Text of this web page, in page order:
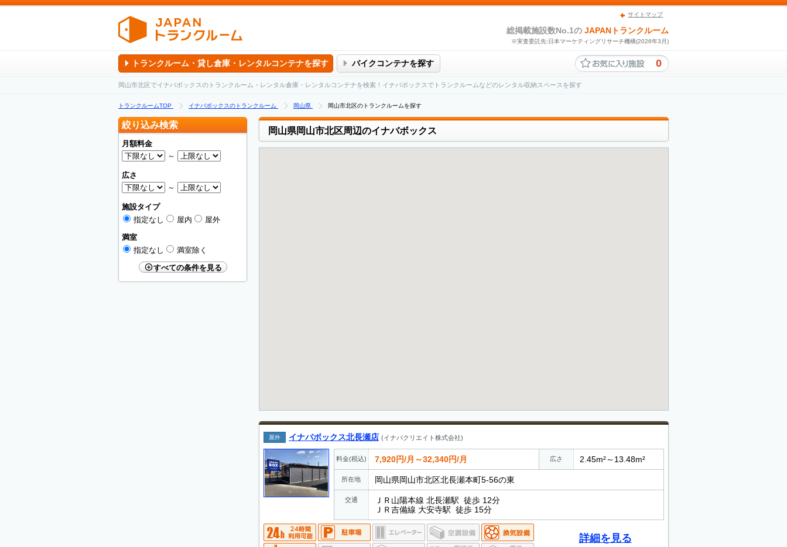
サイトマップ
総掲載施設数No.1の JAPANトランクルーム
※実査委託先:日本マーケティングリサーチ機構(2026年3月)
トランクルーム・貸し倉庫・レンタルコンテナを探す バイクコンテナを探す 0
岡山市北区でイナバボックスのトランクルーム・レンタル倉庫・レンタルコンテナを検索！イナバボックスでトランクルームなどのレンタル収納スペースを探す
トランクルームTOP イナバボックスのトランクルーム 岡山県 岡山市北区のトランクルームを探す
岡山県岡山市北区周辺のイナバボックス
屋外 イナバボックス北長瀬店 (イナバクリエイト株式会社)
料金(税込) 7,920円/月～32,340円/月 広さ 2.45m²～13.48m²
所在地 岡山県岡山市北区北長瀬本町5-56の東
交通
ＪＲ山陽本線 北長瀬駅 徒歩 12分
ＪＲ吉備線 大安寺駅 徒歩 15分
詳細を見る
絞り込み検索
月額料金
～
広さ
～
施設タイプ
指定なし
屋内
屋外
満室
指定なし
満室除く
すべての条件を見る